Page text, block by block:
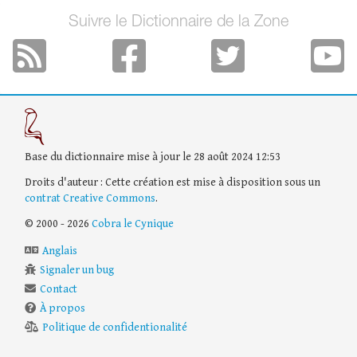
Suivre le Dictionnaire de la Zone
Base du dictionnaire mise à jour le 28 août 2024 12:53
Droits d'auteur : Cette création est mise à disposition sous un
contrat Creative Commons.
© 2000 - 2026 Cobra le Cynique
Anglais
Signaler un bug
Contact
À propos
Politique de confidentionalité